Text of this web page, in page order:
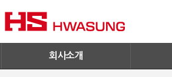
회사소개
기업IR